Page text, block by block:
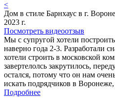
<
Дом в стиле Барнхаус в г.
2023 г.
Посмотреть видеоотзыв
Мы с супругой хотели
наверно года 2-3. Разработали
хотели строить в московской
завертелолсь закрутилось,
остался, потому что он нам
искать подрядчиков в
Подробнее